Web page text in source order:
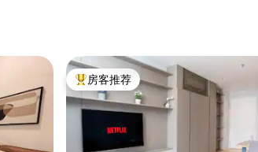
热门「房客推荐」
房客推荐